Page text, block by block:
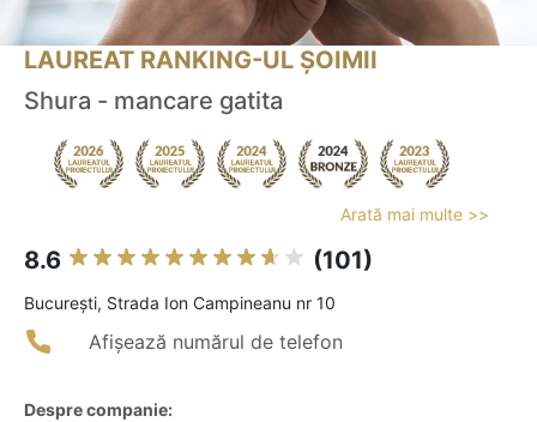
LAUREAT RANKING-UL ȘOIMII
Shura - mancare gatita
Arată mai multe >>
8.6 (101)
Bucureşti, Strada Ion Campineanu nr 10
Afișează numărul de telefon
Despre companie: